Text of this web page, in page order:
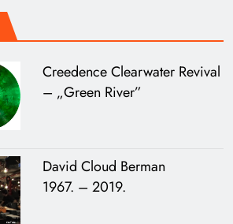
Creedence Clearwater Revival
– „Green River”
David Cloud Berman
1967. – 2019.